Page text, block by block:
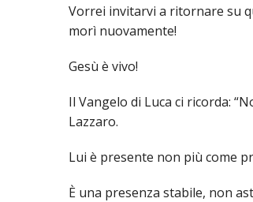
Vorrei invitarvi a ritornare su
morì nuovamente!
Gesù è vivo!
Il Vangelo di Luca ci ricorda:
Lazzaro.
Lui è presente non più come
È una presenza stabile, non